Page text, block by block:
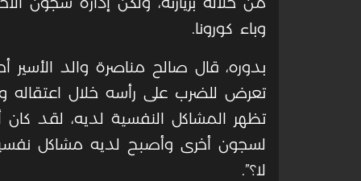
وباء كورونا.
بدوره، قال صالح مناصرة والد
تعرض للضرب على رأسه خلال اعتقاله
تظهر المشاكل النفسية لديه، لقد
لسجون أخرى وأصبح لديه مشاكل
لا؟”.